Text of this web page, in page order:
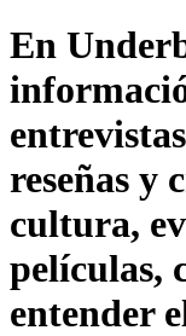
En
reseñas y
cultura,
películas,
entender